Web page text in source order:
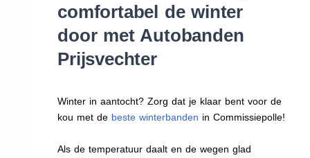
comfortabel de winter
door met Autobanden
Prijsvechter
Winter in aantocht? Zorg dat je klaar bent voor de
kou met de beste winterbanden in Commissiepolle!
Als de temperatuur daalt en de wegen glad